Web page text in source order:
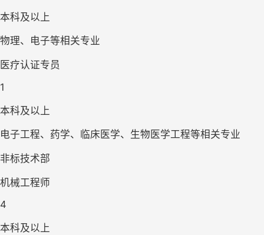
本科及以上
物理、电子等相关专业
医疗认证专员
1
本科及以上
电子工程、药学、临床医学、生物医学工程等相关专业
非标技术部
机械工程师
4
本科及以上